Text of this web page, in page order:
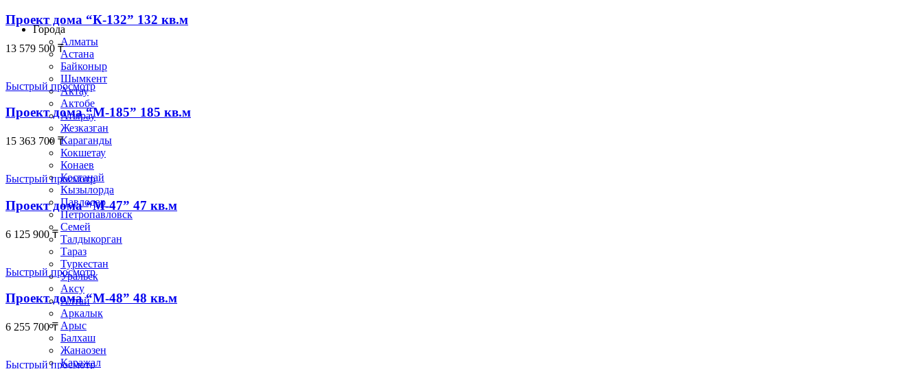
Города
Алматы
Астана
Байконыр
Шымкент
Актау
Актобе
Атырау
Жезказган
Караганды
Кокшетау
Конаев
Костанай
Кызылорда
Павлодар
Петропавловск
Семей
Талдыкорган
Тараз
Туркестан
Уральск
Аксу
Алтай
Аркалык
Арыс
Балхаш
Жанаозен
Каражал
Проект дома “К-132” 132 кв.м
13 579 500 ₸
Быстрый просмотр
Проект дома “М-185” 185 кв.м
15 363 700 ₸
Быстрый просмотр
Проект дома “М-47” 47 кв.м
6 125 900 ₸
Быстрый просмотр
Проект дома “М-48” 48 кв.м
6 255 700₸
Быстрый просмотр